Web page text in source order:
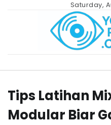
Saturday,
Tips Latihan
Modular Biar